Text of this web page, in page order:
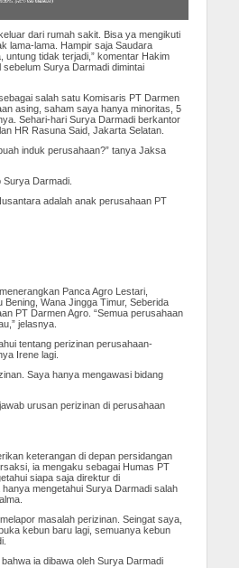
dari rumah sakit. Bisa ya mengikuti
lama-lama. Hampir saja Saudara
untung tidak terjadi,” komentar Hakim
Surya Darmadi dimintai
salah satu Komisaris PT Darmen
asing, saham saya hanya minoritas, 5
Sehari-hari Surya Darmadi berkantor
HR Rasuna Said, Jakarta Selatan.
induk perusahaan?” tanya Jaksa
Surya Darmadi.
adalah anak perusahaan PT
Panca Agro Lestari,
Bening, Wana Jingga Timur, Seberida
PT Darmen Agro. “Semua perusahaan
jelasnya.
tentang perizinan perusahaan-
Irene lagi.
Saya hanya mengawasi bidang
urusan perizinan di perusahaan
keterangan di depan persidangan
ia mengaku sebagai Humas PT
siapa saja direktur di
mengetahui Surya Darmadi salah
masalah perizinan. Seingat saya,
kebun baru lagi, semuanya kebun
ia dibawa oleh Surya Darmadi